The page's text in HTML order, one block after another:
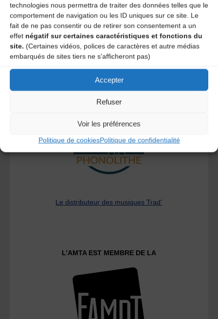
technologies nous permettra de traiter des données telles que le
comportement de navigation ou les ID uniques sur ce site. Le
fait de ne pas consentir ou de retirer son consentement a un
effet négatif sur certaines caractéristiques et fonctions du
site. (Certaines vidéos, polices de caractères et autre médias
embarqués de sites tiers ne s'afficheront pas)
Accepter
Refuser
Voir les préférences
Politique de cookiesPolitique de confidentialité
savoir plus sur la façon dont les données de vos
commentaires sont traitées.
A DECOUVRIR :
Le distributeur des musiques Trad'
L’AMTA EST MEMBRE DE LA